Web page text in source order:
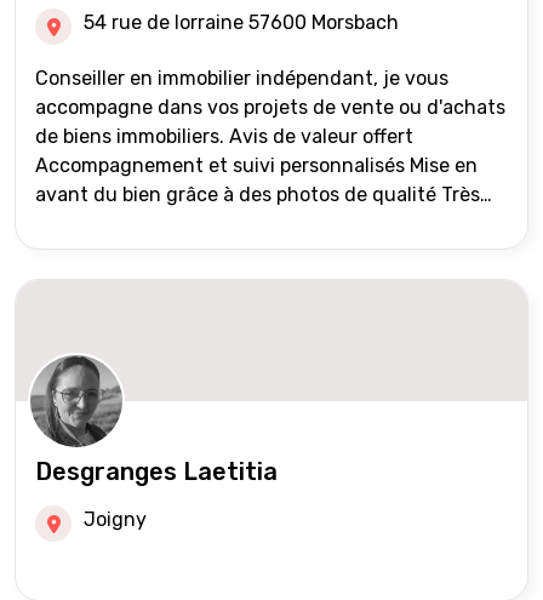
54 rue de lorraine 57600 Morsbach
Conseiller en immobilier indépendant, je vous
accompagne dans vos projets de vente ou d'achats
de biens immobiliers. Avis de valeur offert
Accompagnement et suivi personnalisés Mise en
avant du bien grâce à des photos de qualité Très
international) Validation du financement des
acquéreurs auprès de partenaires financiers
réseau Iad France et Iad Deutschland Inter agence
Desgranges Laetitia
Joigny